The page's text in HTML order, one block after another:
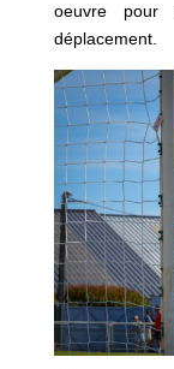
oeuvre
déplacement.